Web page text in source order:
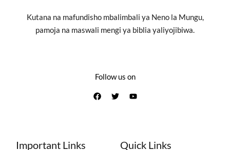
Kutana na mafundisho mbalimbali ya Neno la Mungu,
pamoja na maswali mengi ya biblia yaliyojibiwa.
Follow us on
Important Links Quick Links